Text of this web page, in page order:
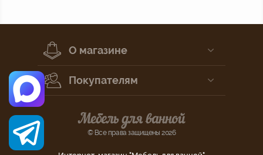
О магазине
Покупателям
© Все права защищены 2026